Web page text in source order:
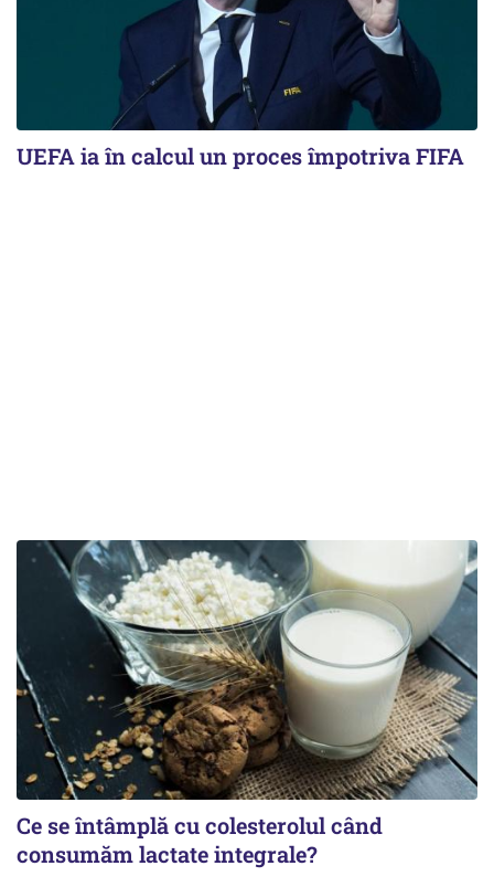
UEFA ia în calcul un proces împotriva FIFA
Ce se întâmplă cu colesterolul când
consumăm lactate integrale?